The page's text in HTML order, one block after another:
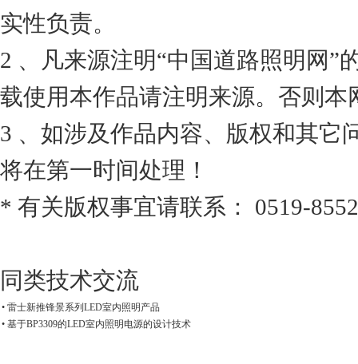
实性负责。
2 、凡来源注明“中国道路照明网”
载使用本作品请注明来源。否则
3 、如涉及作品内容、版权和其它
将在第一时间处理！
* 有关版权事宜请联系： 0519-
同类技术交流
• 雷士新推锋景系列LED室内照明产品
• 基于BP3309的LED室内照明电源的设计技术